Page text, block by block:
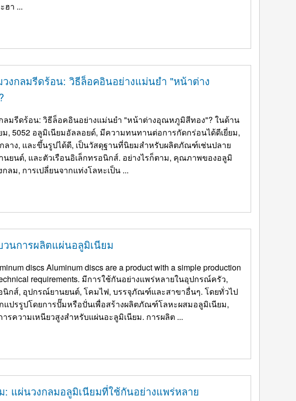
ฮา ...
วงกลมรีดร้อน: วิธีล็อคอินอย่างแม่นยำ "หน้าต่าง
ลมรีดร้อน: วิธีล็อคอินอย่างแม่นยำ "หน้าต่างอุณหภูมิสีทอง"? ในด้าน
ม, 5052 อลูมิเนียมอัลลอยด์, มีความทนทานต่อการกัดกร่อนได้ดีเยี่ยม,
ลาง, และขึ้นรูปได้ดี, เป็นวัสดุฐานที่นิยมสำหรับผลิตภัณฑ์เช่นปลาย
นยนต์, และตัวเรือนอิเล็กทรอนิกส์. อย่างไรก็ตาม, คุณภาพของอลูมิ
เนียมรีดร้อนแบบวงกลม, การเปลี่ยนจากแท่งโลหะเป็น ...
นการผลิตแผ่นอลูมิเนียม
discs Aluminum discs are a product with a simple production
requirements. มีการใช้กันอย่างแพร่หลายในอุปกรณ์ครัว,
, อุปกรณ์ยานยนต์, โคมไฟ, บรรจุภัณฑ์และสาขาอื่นๆ. โดยทั่วไป
แปรรูปโดยการปั๊มหรือปั่นเพื่อสร้างผลิตภัณฑ์โลหะผสมอลูมิเนียม,
และโดยทั่วไปต้องการความเหนียวสูงสำหรับแผ่นอะลูมิเนียม. การผลิต ...
: แผ่นวงกลมอลูมิเนียมที่ใช้กันอย่างแพร่หลาย